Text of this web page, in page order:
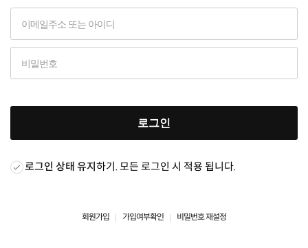
로그인
로그인 상태 유지하기. 모든 로그인 시 적용 됩니다.
회원가입 가입여부확인 비밀번호 재설정